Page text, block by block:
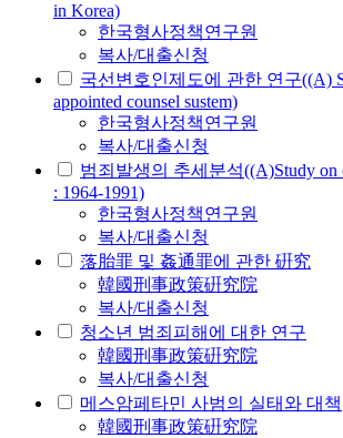
in Korea)
한국형사정책연구원
복사/대출신청
국선변호인제도에 관한 연구((A)
appointed counsel sustem)
한국형사정책연구원
복사/대출신청
범죄발생의 추세분석((A)Study on
: 1964-1991)
한국형사정책연구원
복사/대출신청
落胎罪 및 姦通罪에 관한 硏究
韓國刑事政策硏究院
복사/대출신청
청소년 범죄피해에 대한 연구
韓國刑事政策硏究院
복사/대출신청
메스암페타민 사범의 실태와 대책
韓國刑事政策硏究院